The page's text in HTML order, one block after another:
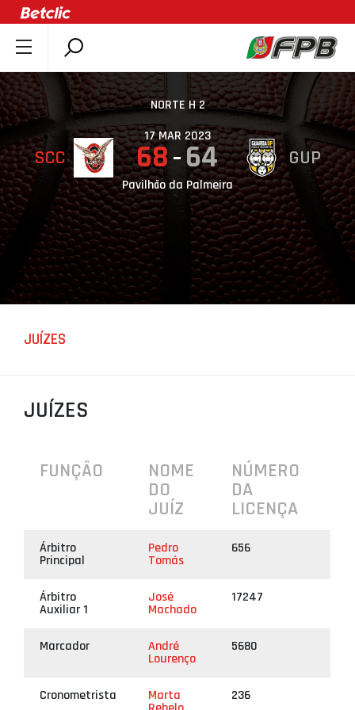
SOBRE A FPB
DOCUMENTOS
ÚLTIMAS
COMPETIÇÕES
ASSOCIAÇÕES
CLUBES
AGENTES
AGENDA
SELEÇÕES
ÁREA TÉCNICA
LIGA BETCLIC MASCULINA
NORTE H 2
17 MAR 2023
SCC 68 64 GUP
Pavilhão da Palmeira
JUÍZES
JUÍZES
FUNÇÃO
NOME
DO
JUÍZ
NÚMERO
DA
LICENÇA
Árbitro
Principal
Pedro
Tomás
656
Árbitro
Auxiliar 1
José
Machado
17247
Marcador André
Lourenço
5680
Cronometrista Marta 236